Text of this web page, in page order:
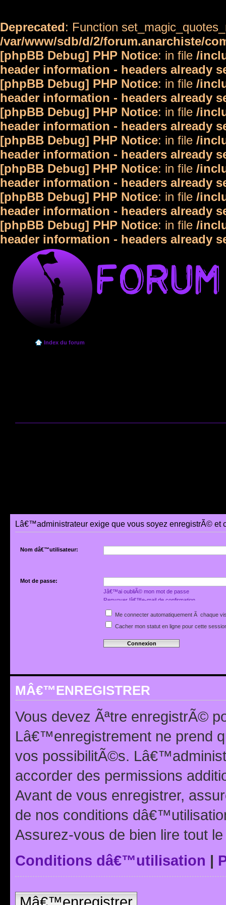
Deprecated: Function
/var/www/sdb/d/2/forum.anarchiste/
[phpBB Debug] PHP Notice: in file /
header information - headers already
[phpBB Debug] PHP Notice: in file /
header information - headers already
[phpBB Debug] PHP Notice: in file /
header information - headers already
[phpBB Debug] PHP Notice: in file /
header information - headers already
[phpBB Debug] PHP Notice: in file /
header information - headers already
[phpBB Debug] PHP Notice: in file /
header information - headers already
[phpBB Debug] PHP Notice: in file /
header information - headers already
Index du forum
Lâ€™administrateur exige que vous soyez enregistrÃ©
Nom dâ€™utilisateur:
Mot de passe:
Jâ€™ai oubliÃ© mon mot de passe
Renvoyer lâ€™e-mail de confirmation
Me connecter automatiquement Ã chaque
Cacher mon statut en ligne pour cette
MÂ€™ENREGISTRER
Vous devez Ãªtre enregistrÃ©
Lâ€™enregistrement ne prend
vos possibilitÃ©s.
accorder des permissions
Avant de vous enregistrer,
de nos conditions
Assurez-vous de bien lire tout
Conditions dâ€™utilisation |
Mâ€™enregistrer